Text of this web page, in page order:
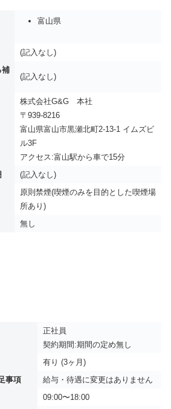
富山県
(記入なし)
補
(記入なし)
株式会社G&G 本社
〒939-8216
富山県富山市黒瀬北町2-13-1 イムズビ
ル3F
アクセス:富山駅から車で15分
(記入なし)
原則禁煙(喫煙のみを目的とした喫煙場
所あり)
無し
正社員
契約期間:期間の定め無し
有り (3ヶ月)
事項
給与・待遇に変更はありません
09:00〜18:00